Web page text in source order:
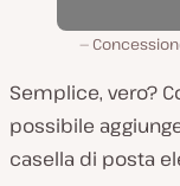
Semplice, vero?
possibile
casella di posta